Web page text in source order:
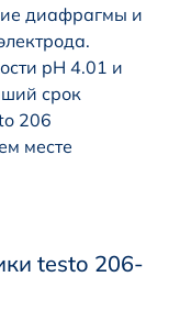
диафрагмы и
pH 4.01 и
срок
206
месте
testo 206-